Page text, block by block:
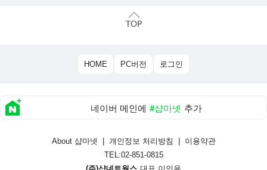
HOME PC버전 로그인
네이버 메인에 #샵마넷 추가
About 샵마넷 개인정보 처리방침
이용약관
TEL:02-851-0815